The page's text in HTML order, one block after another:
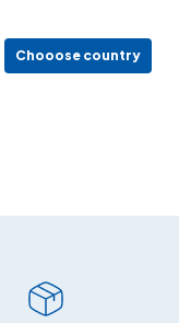
Chooose country